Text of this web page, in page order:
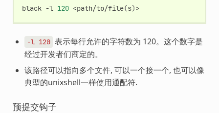
black -l 120 <path/to/file(s) >
-l 120 表示每行允许的字符数为 120。这个数字是
经过开发者们商定的。
该路径可以指向多个文件, 可以一个接一个, 也可以像
典型的unixshell一样使用通配符.
预提交钩子